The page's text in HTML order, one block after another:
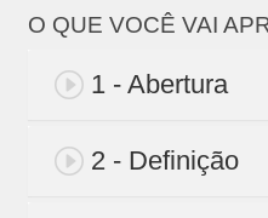
O QUE VOCÊ VAI
1 - Abertura
2 - Definição